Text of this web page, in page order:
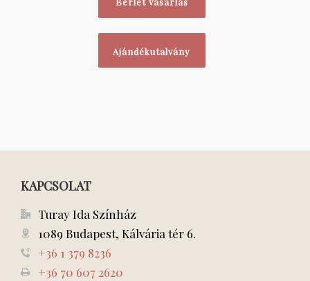
Ajándékutalvány
KAPCSOLAT
Turay Ida Színház
1089 Budapest, Kálvária tér 6.
+36 1 379 8236
+36 70 607 2620